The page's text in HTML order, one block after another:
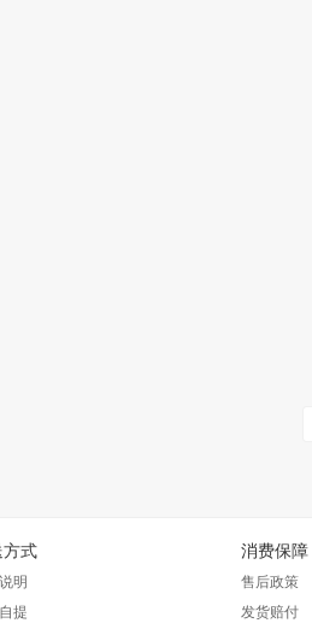
方式
明
提
消费保障
售后政策
发货赔付